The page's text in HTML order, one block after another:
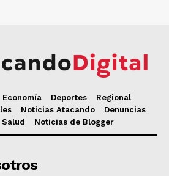
Economía Deportes
Regional
Noticias Atacando
Denuncias
Salud Noticias de Blogger